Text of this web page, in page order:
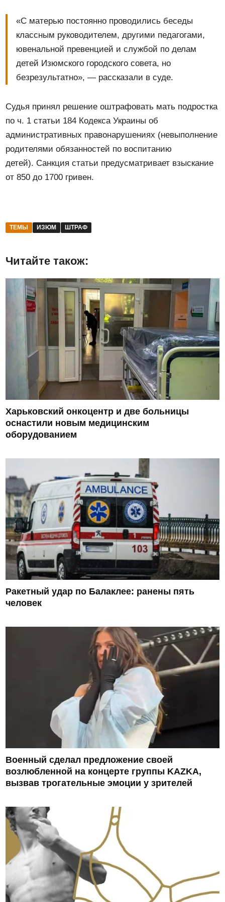
«С матерью постоянно проводились беседы
классным руководителем, другими педагогами,
ювенальной превенцией и службой по делам
детей Изюмского городского совета, но
безрезультатно», — рассказали в суде.
Судья принял решение оштрафовать мать подростка
по ч. 1 статьи 184 Кодекса Украины об
административных правонарушениях (невыполнение
родителями обязанностей по воспитанию
детей). Санкция статьи предусматривает взыскание
от 850 до 1700 гривен.
ТЕМЫ ИЗЮМ ШТРАФ
Читайте також:
Харьковский онкоцентр и две больницы
оснастили новым медицинским
оборудованием
Ракетный удар по Балаклее: ранены пять
человек
Военный сделал предложение своей
возлюбленной на концерте группы KAZKA,
вызвав трогательные эмоции у зрителей